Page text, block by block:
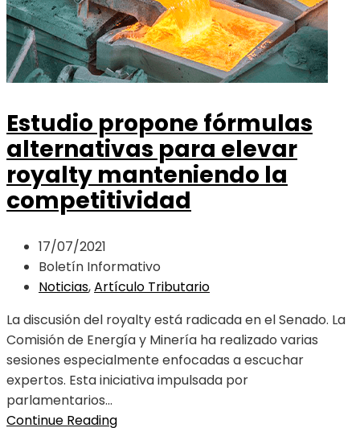
Estudio propone fórmulas
alternativas para elevar
royalty manteniendo la
competitividad
17/07/2021
Boletín Informativo
Noticias,Artículo Tributario
La discusión del royalty está radicada en el Senado. La
Comisión de Energía y Minería ha realizado varias
sesiones especialmente enfocadas a escuchar
expertos. Esta iniciativa impulsada por
parlamentarios...
Continue Reading